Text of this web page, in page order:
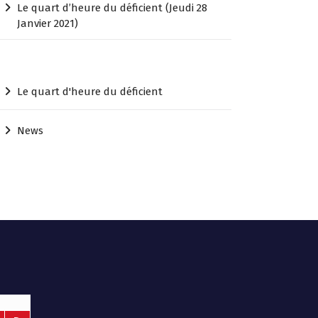
Le quart d’heure du déficient (Jeudi 28
Janvier 2021)
Le quart d'heure du déficient
News